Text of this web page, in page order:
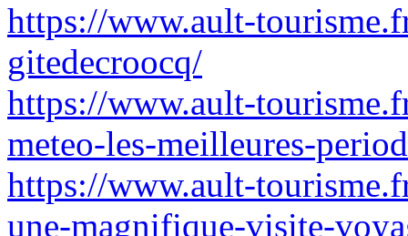
https://www.ault-
gitedecroocq/
https://www.ault-
meteo-les-meilleures-
https://www.ault-
une-magnifique-visite-